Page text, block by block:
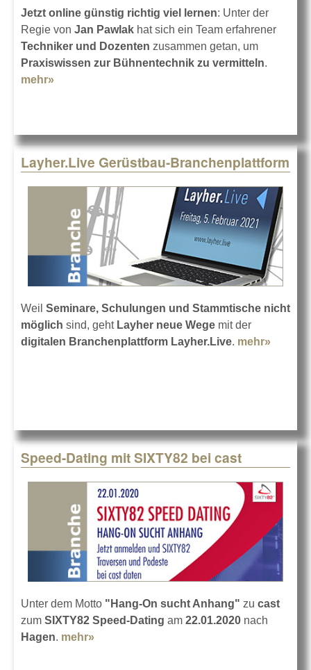
Jetzt online günstig richtig viel lernen: Unter der
Regie von Jan Pawlak hat sich ein Team erfahrener
Techniker und Dozenten zusammen getan, um
Praxiswissen zur Bühnentechnik zu vermitteln.
mehr»
Layher.Live Gerüstbau-Branchenplattform
Weil Seminare, Schulungen und Stammtische nicht
möglich sind, geht Layher neue Wege mit der
digitalen Branchenplattform Layher.Live. mehr»
Speed-Dating mit SIXTY82 bei cast
Unter dem Motto "Hang-On sucht Anhang" zu cast
zum SIXTY82 Speed-Dating am 22.01.2020 nach
Hagen. mehr»